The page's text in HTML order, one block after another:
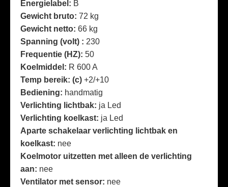
Energielabel: B
Gewicht bruto: 72 kg
Gewicht netto: 66 kg
Spanning (volt) : 230
Frequentie (HZ): 50
Koelmiddel: R 600 A
Temp bereik: (c) +2/+10
Bediening: handmatig
Verlichting lichtbak: ja Led
Verlichting koelkast: ja Led
Aparte schakelaar verlichting lichtbak en
koelkast: nee
Koelmotor uitzetten met alleen de verlichting
aan: nee
Ventilator met sensor: nee